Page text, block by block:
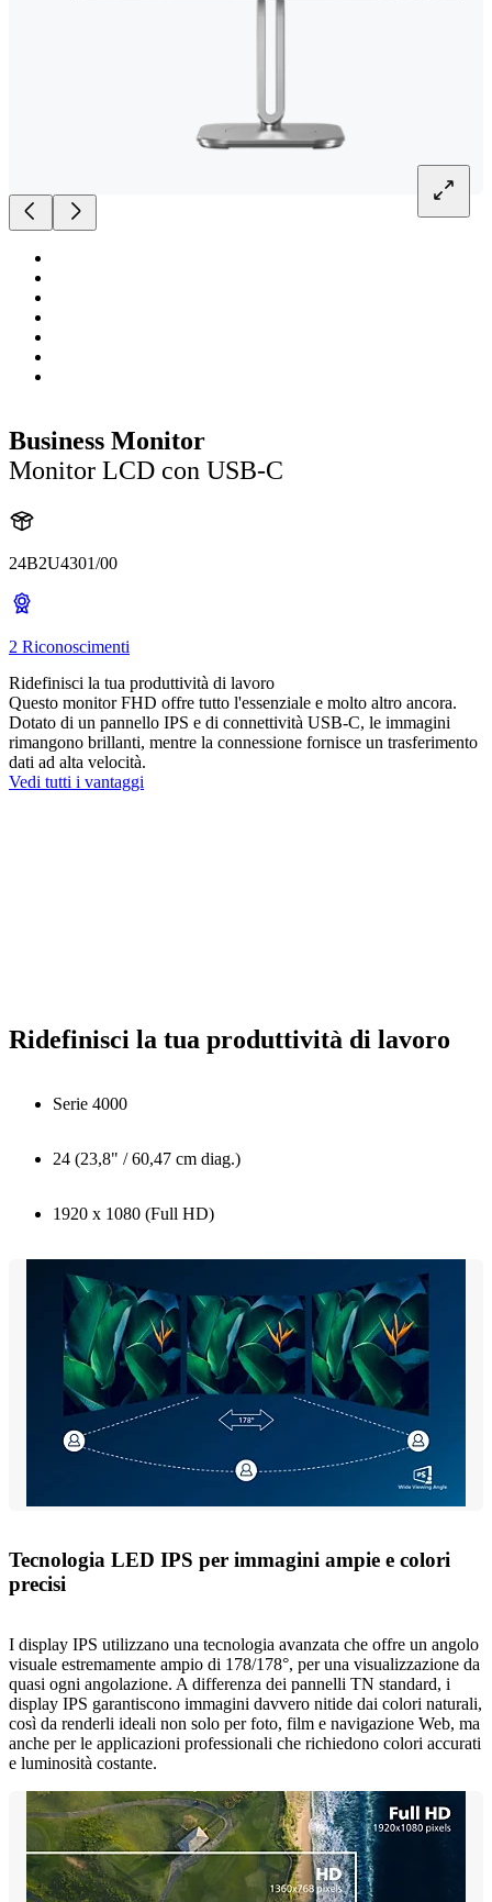
Business Monitor
Monitor LCD con USB-C
24B2U4301/00
2 Riconoscimenti
Ridefinisci la tua produttività di lavoro
Questo monitor FHD offre tutto l'essenziale e molto altro ancora.
Dotato di un pannello IPS e di connettività USB-C, le immagini
rimangono brillanti, mentre la connessione fornisce un trasferimento
dati ad alta velocità.
Vedi tutti i vantaggi
Ridefinisci la tua produttività di lavoro
Serie 4000
24 (23,8" / 60,47 cm diag.)
1920 x 1080 (Full HD)
Tecnologia LED IPS per immagini ampie e colori
precisi
I display IPS utilizzano una tecnologia avanzata che offre un angolo
visuale estremamente ampio di 178/178°, per una visualizzazione da
quasi ogni angolazione. A differenza dei pannelli TN standard, i
display IPS garantiscono immagini davvero nitide dai colori naturali,
così da renderli ideali non solo per foto, film e navigazione Web, ma
anche per le applicazioni professionali che richiedono colori accurati
e luminosità costante.